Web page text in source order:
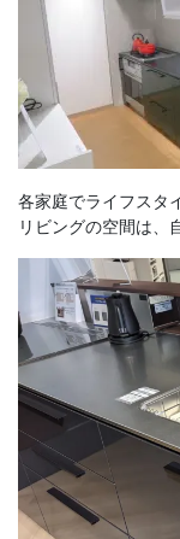
各家庭でライフスタ
リビングの空間は、